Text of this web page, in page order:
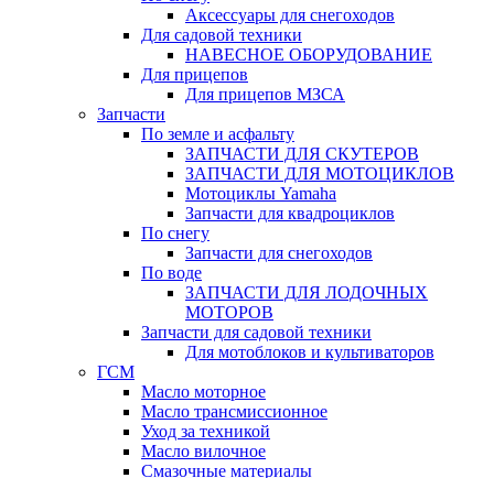
Аксессуары для снегоходов
Для садовой техники
НАВЕСНОЕ ОБОРУДОВАНИЕ
Для прицепов
Для прицепов МЗСА
Запчасти
По земле и асфальту
ЗАПЧАСТИ ДЛЯ СКУТЕРОВ
ЗАПЧАСТИ ДЛЯ МОТОЦИКЛОВ
Мотоциклы Yamaha
Запчасти для квадроциклов
По снегу
Запчасти для снегоходов
По воде
ЗАПЧАСТИ ДЛЯ ЛОДОЧНЫХ
МОТОРОВ
Запчасти для садовой техники
Для мотоблоков и культиваторов
ГСМ
Масло моторное
Масло трансмиссионное
Уход за техникой
Масло вилочное
Смазочные материалы